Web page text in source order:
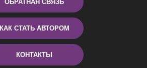
ОБРАТНАЯ СВЯЗЬ
КАК СТАТЬ АВТОРОМ
КОНТАКТЫ